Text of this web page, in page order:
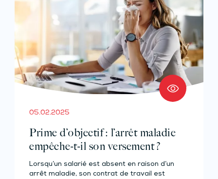
05.02.2025
Prime d’objectif : l’arrêt maladie
empêche-t-il son versement ?
Lorsqu’un salarié est absent en raison d’un
arrêt maladie, son contrat de travail est